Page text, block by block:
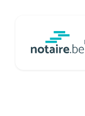
principal